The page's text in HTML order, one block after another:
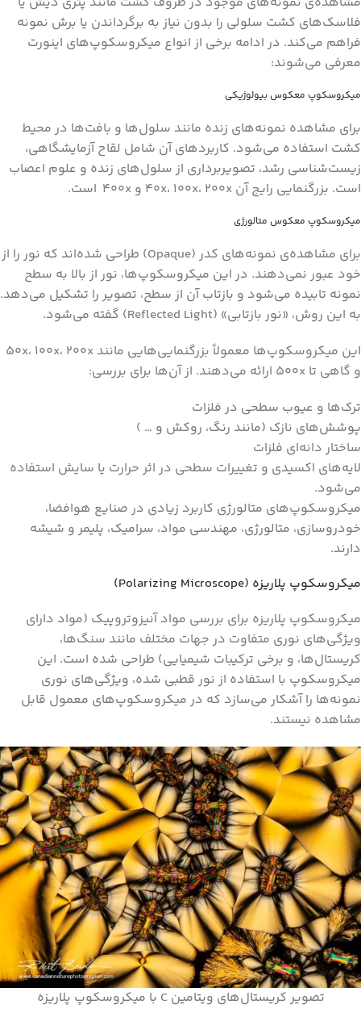
فلاسک‌های کشت سلولی را بدون نیاز به برگرداندن یا برش نمونه
فراهم می‌کند. در ادامه برخی از انواع میکروسکوپ‌های اینورت
معرفی می‌شوند:
میکروسکوپ معکوس بیولوژیکی
برای مشاهده نمونه‌های زنده مانند سلول‌ها و بافت‌ها در محیط
کشت استفاده می‌شود. کاربردهای آن شامل لقاح آزمایشگاهی،
زیست‌شناسی رشد، تصویربرداری از سلول‌های زنده و علوم اعصاب
است. بزرگنمایی رایج آن ۴۰x، ۱۰۰x، ۲۰۰x و ۴۰۰x است.
میکروسکوپ معکوس متالورژی
برای مشاهده‌ی نمونه‌های کدر (Opaque) طراحی شده‌اند که نور را از
خود عبور نمی‌دهند. در این میکروسکوپ‌ها، نور از بالا به سطح
نمونه تابیده می‌شود و بازتاب آن از سطح، تصویر را تشکیل می‌دهد.
به این روش، «نور بازتابی» (Reflected Light) گفته می‌شود.
این میکروسکوپ‌ها معمولاً بزرگنمایی‌هایی مانند ۵۰x، ۱۰۰x، ۲۰۰x
و گاهی تا ۵۰۰x ارائه می‌دهند. از آن‌ها برای بررسی:
ترک‌ها و عیوب سطحی در فلزات
پوشش‌های نازک (مانند رنگ، روکش و … )
ساختار دانه‌ای فلزات
لایه‌های اکسیدی و تغییرات سطحی در اثر حرارت یا سایش استفاده
می‌شود.
میکروسکوپ‌های متالورژی کاربرد زیادی در صنایع هوافضا،
خودروسازی، متالورژی، مهندسی مواد، سرامیک، پلیمر و شیشه
دارند.
میکروسکوپ پلاریزه (Polarizing Microscope)
میکروسکوپ پلاریزه برای بررسی مواد آنیزوتروپیک (مواد دارای
ویژگی‌های نوری متفاوت در جهات مختلف مانند سنگ‌ها،
کریستال‌ها، و برخی ترکیبات شیمیایی) طراحی شده است. این
میکروسکوپ با استفاده از نور قطبی‌ شده، ویژگی‌های نوری
نمونه‌ها را آشکار می‌سازد که در میکروسکوپ‌های معمول قابل
مشاهده نیستند.
تصویر کریستال‌های ویتامین C با میکروسکوپ پلاریزه